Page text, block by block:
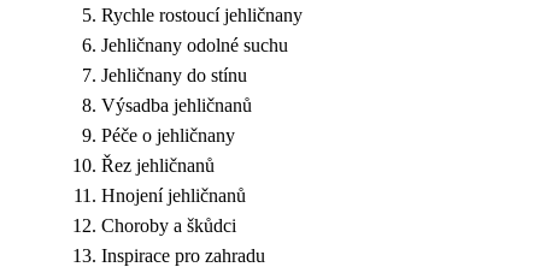
Rychle rostoucí jehličnany
Jehličnany odolné suchu
Jehličnany do stínu
Výsadba jehličnanů
Péče o jehličnany
Řez jehličnanů
Hnojení jehličnanů
Choroby a škůdci
Inspirace pro zahradu